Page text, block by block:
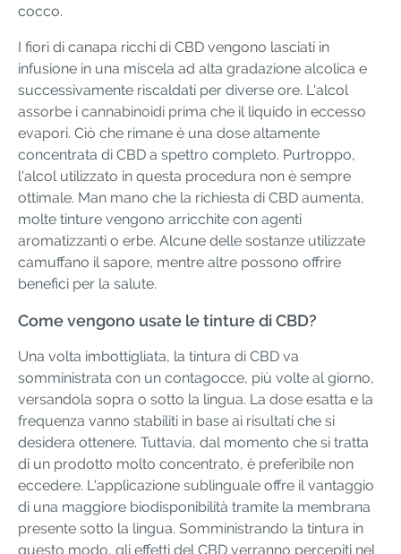
cocco.
I fiori di canapa ricchi di CBD vengono lasciati in
infusione in una miscela ad alta gradazione alcolica e
successivamente riscaldati per diverse ore. L'alcol
assorbe i cannabinoidi prima che il liquido in eccesso
evapori. Ciò che rimane è una dose altamente
concentrata di CBD a spettro completo. Purtroppo,
l'alcol utilizzato in questa procedura non è sempre
ottimale. Man mano che la richiesta di CBD aumenta,
molte tinture vengono arricchite con agenti
aromatizzanti o erbe. Alcune delle sostanze utilizzate
camuffano il sapore, mentre altre possono offrire
benefici per la salute.
Come vengono usate le tinture di CBD?
Una volta imbottigliata, la tintura di CBD va
somministrata con un contagocce, più volte al giorno,
versandola sopra o sotto la lingua. La dose esatta e la
frequenza vanno stabiliti in base ai risultati che si
desidera ottenere. Tuttavia, dal momento che si tratta
di un prodotto molto concentrato, è preferibile non
eccedere. L'applicazione sublinguale offre il vantaggio
di una maggiore biodisponibilità tramite la membrana
presente sotto la lingua. Somministrando la tintura in
questo modo, gli effetti del CBD verranno percepiti nel